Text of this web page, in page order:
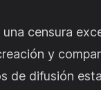
censura
y
de difusión